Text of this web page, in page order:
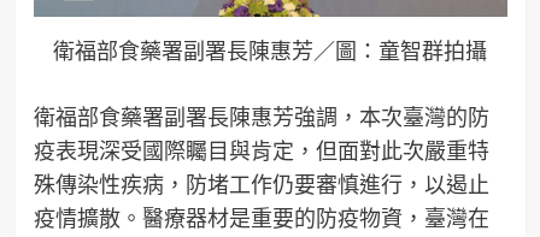
衛福部食藥署副署長陳惠芳／圖：童智群拍攝
衛福部食藥署副署長陳惠芳強調，本次臺灣的防
疫表現深受國際矚目與肯定，但面對此次嚴重特
殊傳染性疾病，防堵工作仍要審慎進行，以遏止
疫情擴散。醫療器材是重要的防疫物資，臺灣在